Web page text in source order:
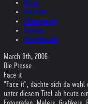
Music
Museum
Photography
Theater
Kristallnacht
March 8th, 2006
Die Presse
Face it
"Face it", dachte sich da wohl
unter diesem Titel ab heute